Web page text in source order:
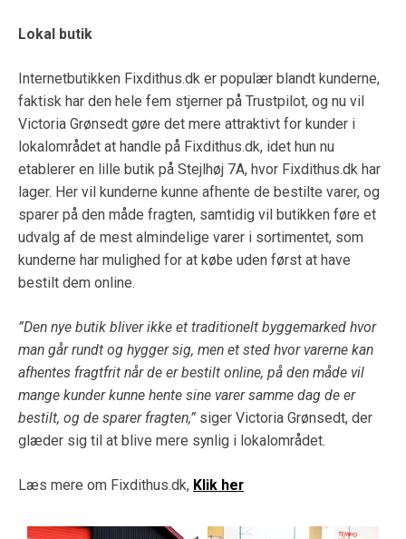
Lokal butik
Internetbutikken Fixdithus.dk er populær blandt kunderne,
faktisk har den hele fem stjerner på Trustpilot, og nu vil
Victoria Grønsedt gøre det mere attraktivt for kunder i
lokalområdet at handle på Fixdithus.dk, idet hun nu
etablerer en lille butik på Stejlhøj 7A, hvor Fixdithus.dk har
lager. Her vil kunderne kunne afhente de bestilte varer, og
sparer på den måde fragten, samtidig vil butikken føre et
udvalg af de mest almindelige varer i sortimentet, som
kunderne har mulighed for at købe uden først at have
bestilt dem online.
”Den nye butik bliver ikke et traditionelt byggemarked hvor
man går rundt og hygger sig, men et sted hvor varerne kan
afhentes fragtfrit når de er bestilt online, på den måde vil
mange kunder kunne hente sine varer samme dag de er
bestilt, og de sparer fragten,” siger Victoria Grønsedt, der
glæder sig til at blive mere synlig i lokalområdet.
Læs mere om Fixdithus.dk, Klik her